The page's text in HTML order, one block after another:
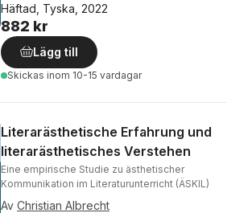
Häftad, Tyska, 2022
882 kr
Lägg till
Skickas inom 10-15 vardagar
Literarästhetische Erfahrung und
literarästhetisches Verstehen
Eine empirische Studie zu ästhetischer
Kommunikation im Literaturunterricht (ÄSKIL)
Av Christian Albrecht